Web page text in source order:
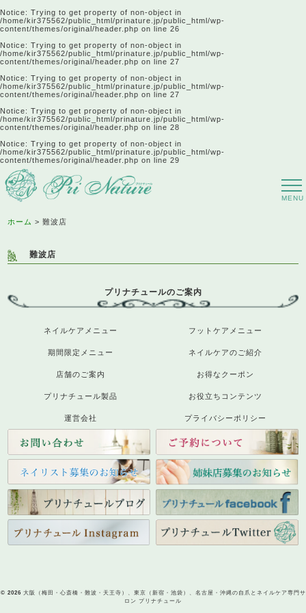
Notice: Trying to get property of non-object in
/home/kir375562/public_html/prinature.jp/public_html/wp-
content/themes/original/header.php on line 26
Notice: Trying to get property of non-object in
/home/kir375562/public_html/prinature.jp/public_html/wp-
content/themes/original/header.php on line 27
Notice: Trying to get property of non-object in
/home/kir375562/public_html/prinature.jp/public_html/wp-
content/themes/original/header.php on line 27
Notice: Trying to get property of non-object in
/home/kir375562/public_html/prinature.jp/public_html/wp-
content/themes/original/header.php on line 28
Notice: Trying to get property of non-object in
/home/kir375562/public_html/prinature.jp/public_html/wp-
content/themes/original/header.php on line 29
ホーム 難波店
難波店
プリナチュールのご案内
ネイルケアメニュー フットケアメニュー
期間限定メニュー ネイルケアのご紹介
店舗のご案内 お得なクーポン
プリナチュール製品 お役立ちコンテンツ
運営会社 プライバシーポリシー
© 2026 大阪（梅田・心斎橋・難波・天王寺）、東京（新宿・池袋）、名古屋・沖縄の自爪とネイルケア専門サ
ロン プリナチュール